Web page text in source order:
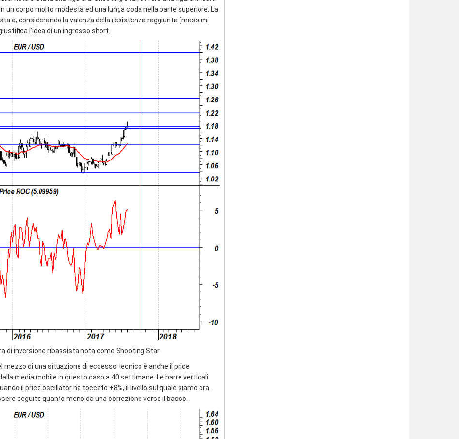
un corpo molto modesta ed una lunga coda nella parte superiore. La
e, considerando la valenza della resistenza raggiunta (massimi
l’idea di un ingresso short.
di inversione ribassista nota come Shooting Star
mezzo di una situazione di eccesso tecnico è anche il price
media mobile in questo caso a 40 settimane. Le barre verticali
il price oscillator ha toccato +8%, il livello sul quale siamo ora.
seguito quanto meno da una correzione verso il basso.